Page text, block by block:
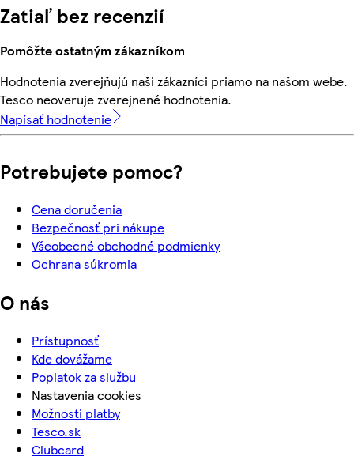
Zatiaľ bez recenzií
Pomôžte ostatným zákazníkom
Hodnotenia zverejňujú naši zákazníci priamo na našom webe.
Tesco neoveruje zverejnené hodnotenia.
Napísať hodnotenie
Potrebujete pomoc?
Cena doručenia
Bezpečnosť pri nákupe
Všeobecné obchodné podmienky
Ochrana súkromia
O nás
Prístupnosť
Kde dovážame
Poplatok za službu
Nastavenia cookies
Možnosti platby
Tesco.sk
Clubcard